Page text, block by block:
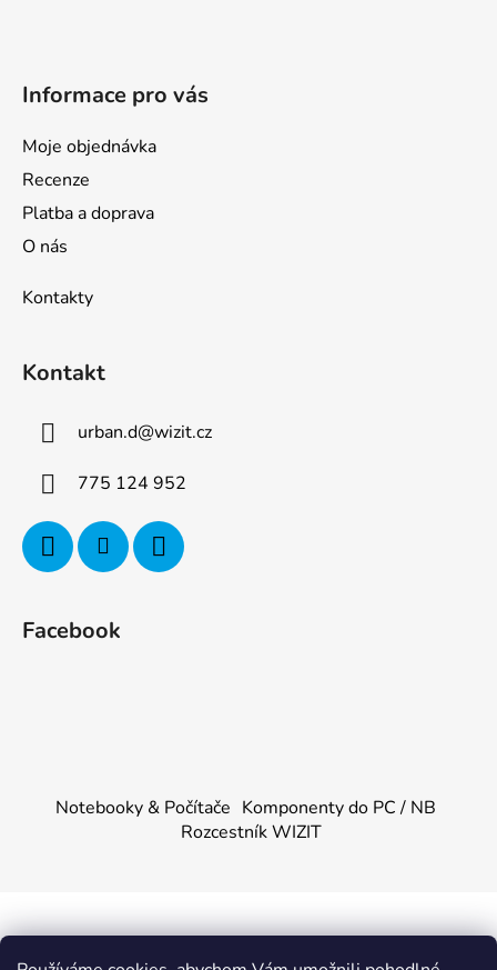
Informace pro vás
Moje objednávka
Recenze
Platba a doprava
O nás
Kontakty
Kontakt
urban.d@wizit.cz
775 124 952
Facebook
Notebooky & Počítače Komponenty do PC / NB
Rozcestník WIZIT